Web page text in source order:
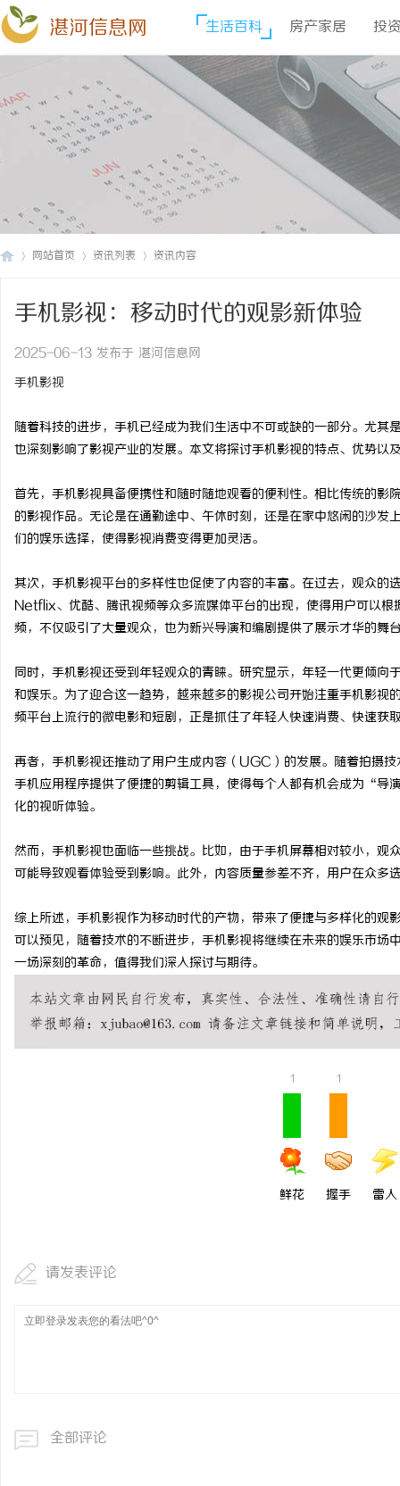
湛河信息网 生活百科 房产家居 投
网站首页 资讯列表 资讯内容
手机影视：移动时代的观影新体验
2025-06-13 发布于 湛河信息网
手机影视
随着科技的进步，手机已经成为我们生活中不可或缺的一部分。尤
也深刻影响了影视产业的发展。本文将探讨手机影视的特点、优势以
首先，手机影视具备便携性和随时随地观看的便利性。相比传统的
的影视作品。无论是在通勤途中、午休时刻，还是在家中悠闲的沙
们的娱乐选择，使得影视消费变得更加灵活。
其次，手机影视平台的多样性也促使了内容的丰富。在过去，观众的
Netflix、优酷、腾讯视频等众多流媒体平台的出现，使得用户可以
频，不仅吸引了大量观众，也为新兴导演和编剧提供了展示才华的舞
同时，手机影视还受到年轻观众的青睐。研究显示，年轻一代更倾
和娱乐。为了迎合这一趋势，越来越多的影视公司开始注重手机影
频平台上流行的微电影和短剧，正是抓住了年轻人快速消费、快速获
再者，手机影视还推动了用户生成内容（UGC）的发展。随着拍摄
手机应用程序提供了便捷的剪辑工具，使得每个人都有机会成为“
化的视听体验。
然而，手机影视也面临一些挑战。比如，由于手机屏幕相对较小，
可能导致观看体验受到影响。此外，内容质量参差不齐，用户在众多
综上所述，手机影视作为移动时代的产物，带来了便捷与多样化的
可以预见，随着技术的不断进步，手机影视将继续在未来的娱乐市
一场深刻的革命，值得我们深入探讨与期待。
1
鲜花
1
握手 雷人
请发表评论
全部评论
些行业秘诀？